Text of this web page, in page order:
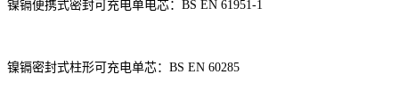
镍镉便携式密封可充电单电芯： BS EN 61951-1
镍镉密封式柱形可充电单芯： BS EN 60285